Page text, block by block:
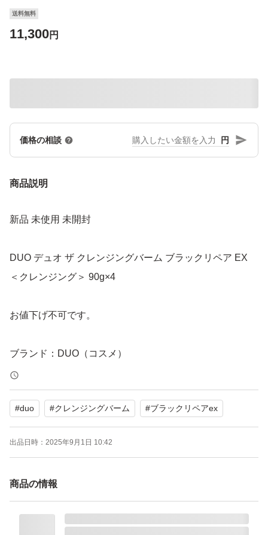
送料無料
11,300円
価格の相談 円
商品説明
新品 未使用 未開封
DUO デュオ ザ クレンジングバーム ブラックリペア EX
＜クレンジング＞ 90g×4
お値下げ不可です。
ブランド：DUO（コスメ）
#duo #クレンジングバーム #ブラックリペアex
出品日時： 2025年9月1日 10:42
商品の情報